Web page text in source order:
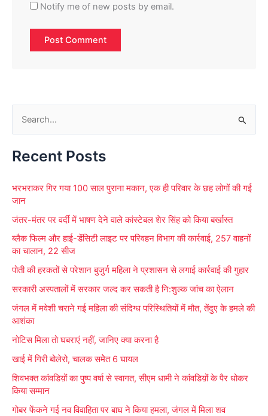
Notify me of new posts by email.
a
c
f
o
Recent Posts
भरभराकर गिर गया 100 साल पुराना मकान, एक ही परिवार के छह लोगों की गई
जान
जंतर-मंतर पर वर्दी में भाषण देने वाले कांस्टेबल शेर सिंह को किया बर्खास्त
ब्लैक फिल्म और हाई-डेंसिटी लाइट पर परिवहन विभाग की कार्रवाई, 257 वाहनों
का चालान, 22 सीज
पोती की हरकतों से परेशान बुजुर्ग महिला ने प्रशासन से लगाई कार्रवाई की गुहार
सरकारी अस्पतालों में सरकार जल्द कर सकती है नि:शुल्क जांच का ऐलान
जंगल में मवेशी चराने गई महिला की संदिग्ध परिस्थितियों में मौत, तेंदुए के हमले की
आशंका
नोटिस मिला तो घबराएं नहीं, जानिए क्या करना है
खाई में गिरी बोलेरो, चालक समेेत 6 घायल
शिवभक्त कांवडिय़ों का पुष्प वर्षा से स्वागत, सीएम धामी ने कांवडिय़ों के पैर धोकर
किया सम्मान
गोबर फेंकने गई नव विवाहिता पर बाघ ने किया हमला, जंगल में मिला शव